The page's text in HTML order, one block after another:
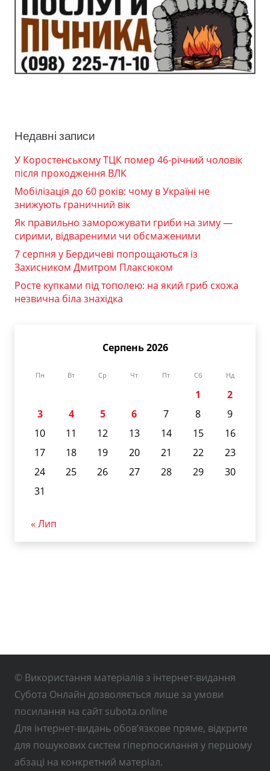
Недавні записи
У Коростенському ТЦК помер 46-річний чоловік
після проходження ВЛК
Мобілізація до 60 років: чому в Україні не
знижують граничний вік
Як правильно заморожувати гриби на зиму —
сирими, відвареними чи обсмаженими
7 серпня у Бердичеві попрощаються із
Захисником Дмитром Плаксюком
Росте купками під тополею: на який гриб схожа
незвична біла знахідка
Серпень 2026
Пн Вт Ср Чт Пт Сб Нд
1
2
3
4 5 6 7 8
9
10
11 12 13 14 15
16
17
18 19 20 21 22
23
24
25 26 27 28 29
30
31
« Лип
© Використання матеріалів з інтернет-видання
Субота Онлайн дозволяється лише за умови
посилання на сайт subota.online
Для інтернет-видань обов’язкове пряме, відкрите
для пошукових систем гіперпосилання у першому
абзаці на конкретний матеріал.